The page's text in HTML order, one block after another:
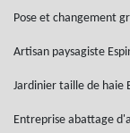
Pose et changement
Artisan paysagiste
Jardinier taille de haie
Entreprise abattage